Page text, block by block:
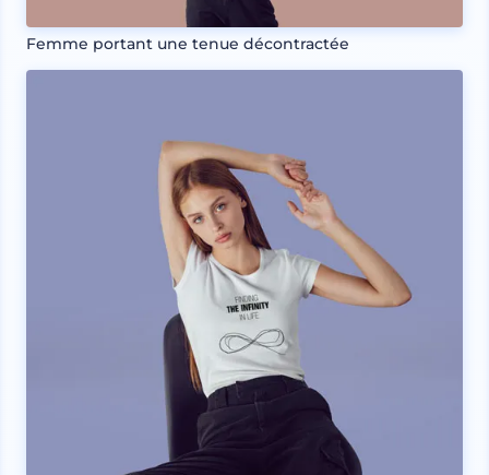
Femme portant une tenue décontractée